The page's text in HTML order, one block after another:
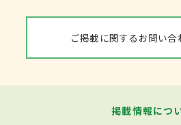
ご掲載に関するお問い合
掲載情報につ